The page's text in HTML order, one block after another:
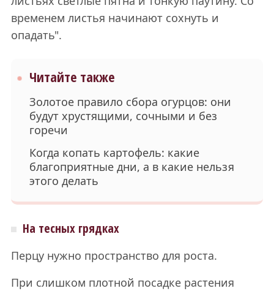
временем листья начинают сохнуть и
опадать".
Читайте также
Золотое правило сбора огурцов: они
будут хрустящими, сочными и без
горечи
Когда копать картофель: какие
благоприятные дни, а в какие нельзя
этого делать
На тесных грядках
Перцу нужно пространство для роста.
При слишком плотной посадке растения